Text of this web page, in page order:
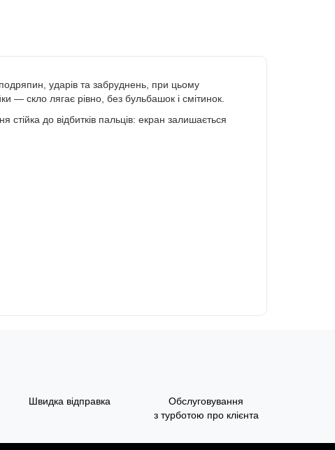
ударів та забруднень, при цьому
— скло лягає рівно, без бульбашок і смітинок.
до відбитків пальців: екран залишається
Швидка відправка
Обслуговування
з турботою про клієнта